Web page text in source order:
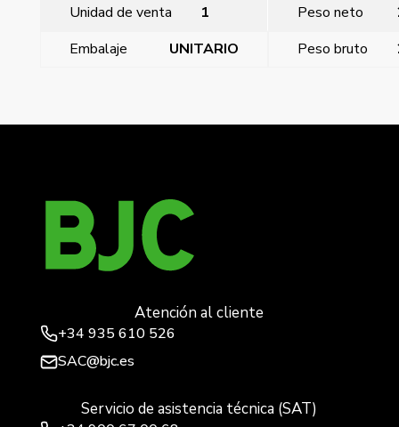
Unidad de venta 1 Peso neto
Embalaje
UNITARIO Peso bruto
Atención al cliente
+34 935 610 526
SAC@bjc.es
Servicio de asistencia técnica (SAT)